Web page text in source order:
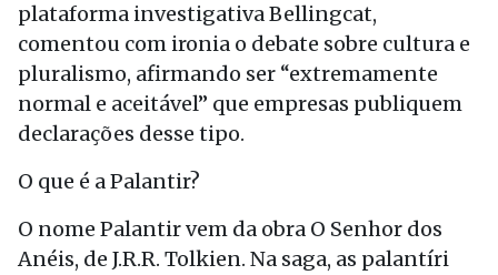
plataforma investigativa Bellingcat,
comentou com ironia o debate sobre cultura e
pluralismo, afirmando ser “extremamente
normal e aceitável” que empresas publiquem
declarações desse tipo.
O que é a Palantir?
O nome Palantir vem da obra O Senhor dos
Anéis, de J.R.R. Tolkien. Na saga, as palantíri